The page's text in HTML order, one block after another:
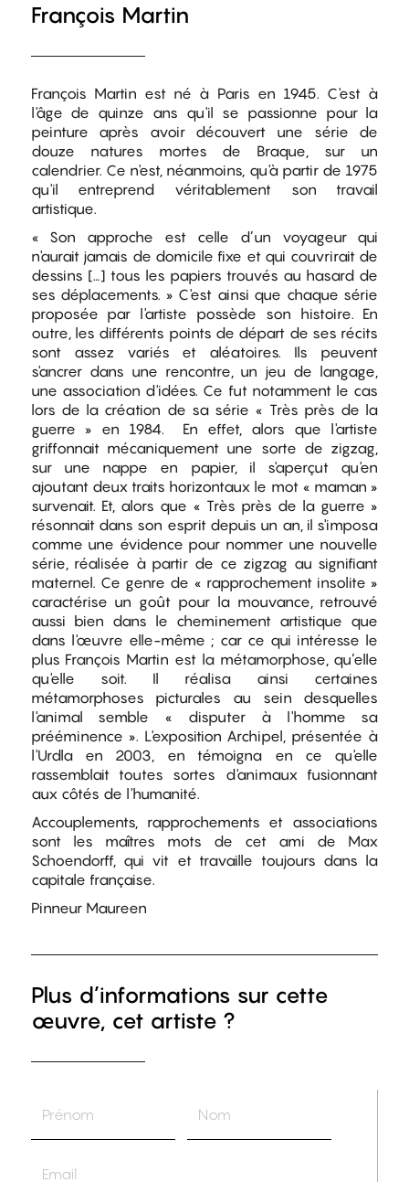
François Martin
François Martin est né à Paris en 1945. C'est à
l'âge de quinze ans qu'il se passionne pour la
peinture après avoir découvert une série de
douze natures mortes de Braque, sur un
calendrier. Ce n'est, néanmoins, qu'à partir de 1975
qu'il entreprend véritablement son travail
artistique.
« Son approche est celle d’un voyageur qui
n'aurait jamais de domicile fixe et qui couvrirait de
dessins […] tous les papiers trouvés au hasard de
ses déplacements. » C'est ainsi que chaque série
proposée par l'artiste possède son histoire. En
outre, les différents points de départ de ses récits
sont assez variés et aléatoires. Ils peuvent
s'ancrer dans une rencontre, un jeu de langage,
une association d'idées. Ce fut notamment le cas
lors de la création de sa série « Très près de la
guerre » en 1984. En effet, alors que l'artiste
griffonnait mécaniquement une sorte de zigzag,
sur une nappe en papier, il s'aperçut qu'en
ajoutant deux traits horizontaux le mot « maman »
survenait. Et, alors que « Très près de la guerre »
résonnait dans son esprit depuis un an, il s'imposa
comme une évidence pour nommer une nouvelle
série, réalisée à partir de ce zigzag au signifiant
maternel. Ce genre de « rapprochement insolite »
caractérise un goût pour la mouvance, retrouvé
aussi bien dans le cheminement artistique que
dans l'œuvre elle-même ; car ce qui intéresse le
plus François Martin est la métamorphose, qu’elle
qu'elle soit. Il réalisa ainsi certaines
métamorphoses picturales au sein desquelles
l'animal semble « disputer à l'homme sa
prééminence ». L'exposition Archipel, présentée à
l'Urdla en 2003, en témoigna en ce qu'elle
rassemblait toutes sortes d'animaux fusionnant
aux côtés de l'humanité.
Accouplements, rapprochements et associations
sont les maîtres mots de cet ami de Max
Schoendorff, qui vit et travaille toujours dans la
capitale française.
Pinneur Maureen
Plus d’informations sur cette
œuvre, cet artiste ?